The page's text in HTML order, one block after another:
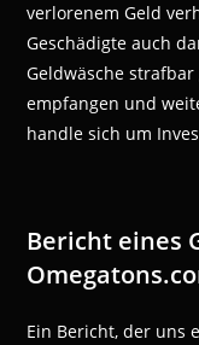
verlorenem Geld
Geschädigte auch
Geldwäsche
empfangen und
handle sich um
Bericht eines
Ein Bericht, der uns